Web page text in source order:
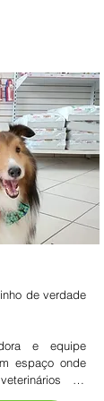
de verdade
e equipe
espaço onde
de